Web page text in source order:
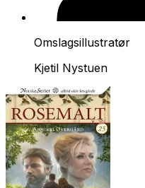
Omslagsillustratør
Kjetil Nystuen